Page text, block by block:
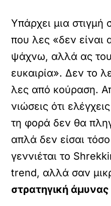
Υπάρχει μια
που λες «δεν είναι
ψάχνω, αλλά ας
ευκαιρία». Δεν το
λες από κούραση.
νιώσεις ότι
τη φορά δεν θα
απλά δεν είσαι
γεννιέται το
trend, αλλά σαν
στρατηγική άμυνας